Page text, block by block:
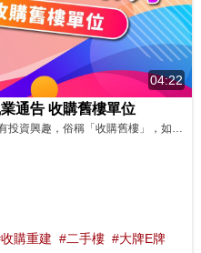
04:22
通告 收購舊樓單位
購重建 #二手樓 #大牌E牌